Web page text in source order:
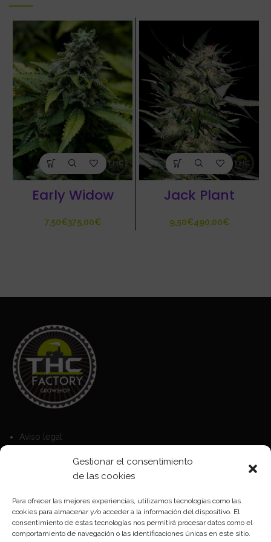
Gestionar el consentimiento
de las cookies
Para ofrecer las mejores experiencias, utilizamos tecnologías como las
cookies para almacenar y/o acceder a la información del dispositivo. El
consentimiento de estas tecnologías nos permitirá procesar datos como el
comportamiento de navegación o las identificaciones únicas en este sitio.
Early Widow
€ €
Jack Plant
€ €
Aviso legal
Política de Cookies
Política de privacidad
Formas de pago
Plazos y condiciones de envio